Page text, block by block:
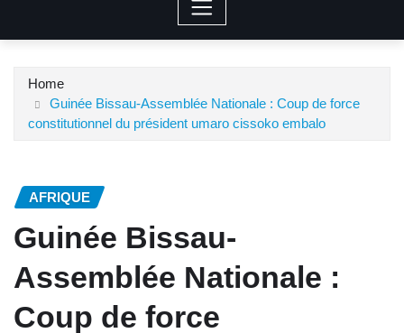
Home
Guinée Bissau-Assemblée Nationale : Coup de force
constitutionnel du président umaro cissoko embalo
AFRIQUE
Guinée Bissau-
Assemblée Nationale :
Coup de force